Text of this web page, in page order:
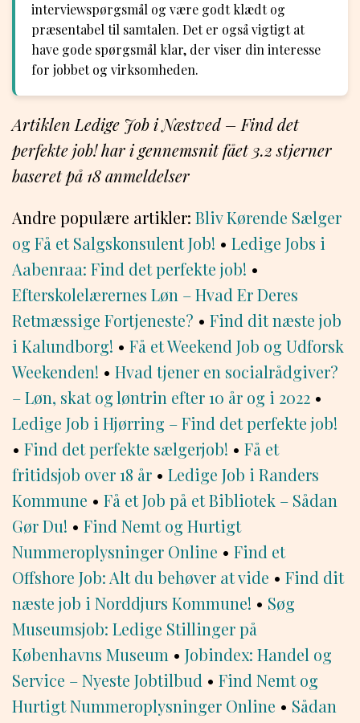
interviewspørgsmål og være godt klædt og
præsentabel til samtalen. Det er også vigtigt at
have gode spørgsmål klar, der viser din interesse
for jobbet og virksomheden.
Artiklen Ledige Job i Næstved – Find det
perfekte job! har i gennemsnit fået3.2stjerner
baseret på 18anmeldelser
Andre populære artikler: Bliv Kørende Sælger
og Få et Salgskonsulent Job! • Ledige Jobs i
Aabenraa: Find det perfekte job! •
Efterskolelærernes Løn – Hvad Er Deres
Retmæssige Fortjeneste? • Find dit næste job
i Kalundborg! • Få et Weekend Job og Udforsk
Weekenden! • Hvad tjener en socialrådgiver?
– Løn, skat og løntrin efter 10 år og i 2022 •
Ledige Job i Hjørring – Find det perfekte job!
• Find det perfekte sælgerjob! • Få et
fritidsjob over 18 år • Ledige Job i Randers
Kommune • Få et Job på et Bibliotek – Sådan
Gør Du! • Find Nemt og Hurtigt
Nummeroplysninger Online • Find et
Offshore Job: Alt du behøver at vide • Find dit
næste job i Norddjurs Kommune! • Søg
Museumsjob: Ledige Stillinger på
Københavns Museum • Jobindex: Handel og
Service – Nyeste Jobtilbud • Find Nemt og
Hurtigt Nummeroplysninger Online • Sådan